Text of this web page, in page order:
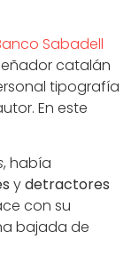
Sabadell
catalán
tipografía
En este
, había
ydetractores
con su
bajada de